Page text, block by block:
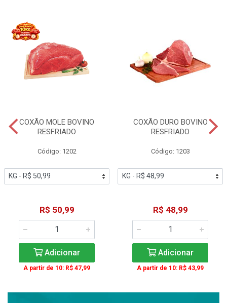
COXÃO MOLE BOVINO
RESFRIADO
Código: 1202
R$ 50,99
Adicionar
A partir de 10: R$ 47,99
COXÃO DURO BOVINO
RESFRIADO
Código: 1203
R$ 48,99
Adicionar
A partir de 10: R$ 43,99